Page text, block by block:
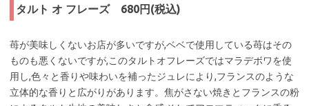
タルト オ フレーズ 680円(税込)
苺が美味しくないお店が多いですが,ベベで使用している苺はその
ものも悪くないですが,このタルトオフレーズではマラデボワを使
用し,色々と香りや味わいを補ったジュレにより,フランスのような
立体的な香りと広がりがあります。焦がさない焼きとフランスの粉